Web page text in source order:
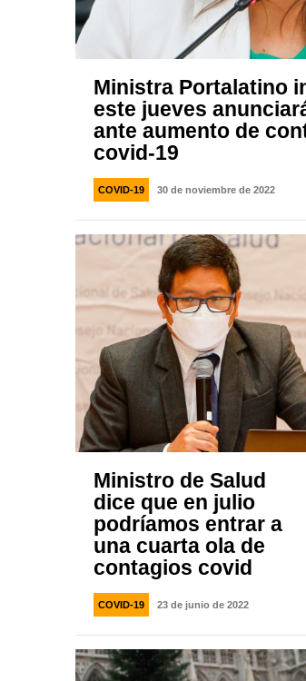
Ministra Portalatino
este jueves
ante aumento de
covid-19
COVID-19 30 de noviembre de 2022
Ministro de Salud
dice que en julio
podríamos entrar a
una cuarta ola de
contagios covid
COVID-19 23 de junio de 2022